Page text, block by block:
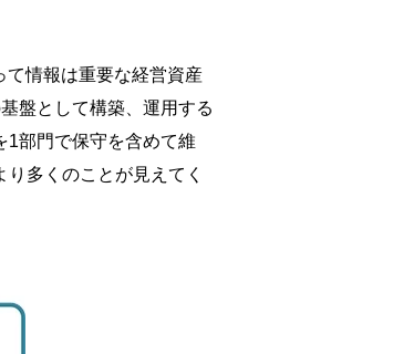
て情報は重要な経営資産
盤として構築、運用する
1部門で保守を含めて維
多くのことが見えてく